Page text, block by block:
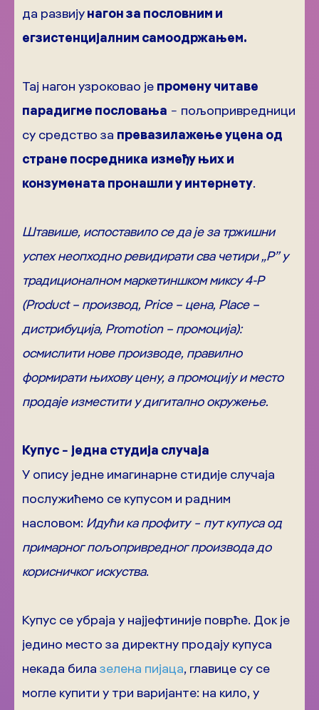
да развијунагон за пословним и
егзистенцијалним самоодржањем.
Тај нагон узроковао је промену читаве
парадигме пословања − пољопривредници
су средство за превазилажење уцена од
стране посредника између њих и
конзумената пронашли у интернету.
Штавише, испоставило се да је за тржишни
успех неопходно ревидирати сва четири „P” у
традиционалном маркетиншком миксу 4-P
(Product – производ, Price – цена, Place –
дистрибуција, Promotion – промоција):
осмислити нове производе, правилно
формирати њихову цену, а промоцију и место
продаје изместити у дигитално окружење.
Купус − једна студија случаја
У опису једне имагинарне стидије случаја
послужићемо се купусом и радним
насловом: Идући ка профиту − пут купуса од
примарног пољопривредног производа до
корисничког искуства.
Купус се убраја у најјефтиније поврће. Док је
једино место за директну продају купуса
некада била зелена пијаца, главице су се
могле купити у три варијанте: на кило, у